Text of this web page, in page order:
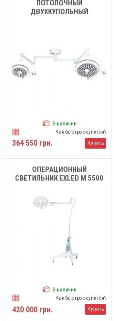
ПОТОЛОЧНЫЙ
ДВУХКУПОЛЬНЫЙ
В наличии
Как быстро окупится?
364 550 грн. Купить
ОПЕРАЦИОННЫЙ
СВЕТИЛЬНИК EXLED M 5500
АККУМУЛЯТОРОМ
В наличии
Как быстро окупится?
420 000 грн. Купить